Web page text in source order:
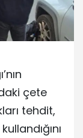
çete
tehdit,